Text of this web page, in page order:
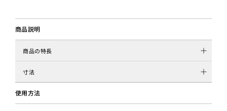
商品説明
商品の特長
寸法
使用方法